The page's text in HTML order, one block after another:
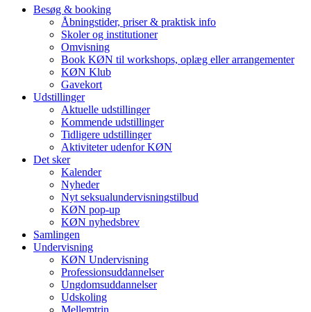
Besøg & booking
Åbningstider, priser & praktisk info
Skoler og institutioner
Omvisning
Book KØN til workshops, oplæg eller arrangementer
KØN Klub
Gavekort
Udstillinger
Aktuelle udstillinger
Kommende udstillinger
Tidligere udstillinger
Aktiviteter udenfor KØN
Det sker
Kalender
Nyheder
Nyt seksualundervisningstilbud
KØN pop-up
KØN nyhedsbrev
Samlingen
Undervisning
KØN Undervisning
Professionsuddannelser
Ungdomsuddannelser
Udskoling
Mellemtrin